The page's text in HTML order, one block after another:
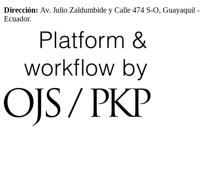
Dirección: Av. Julio Zaldumbide y Calle 474 S-O, Guayaquil -
Ecuador.